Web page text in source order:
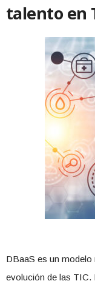
talento en
DBaaS es un modelo
evolución de las TIC.